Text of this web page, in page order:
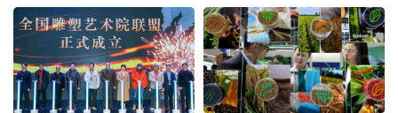
广东 广西 海南 重庆
四川 贵州 云南 西藏
陕西 甘肃 青海 宁夏